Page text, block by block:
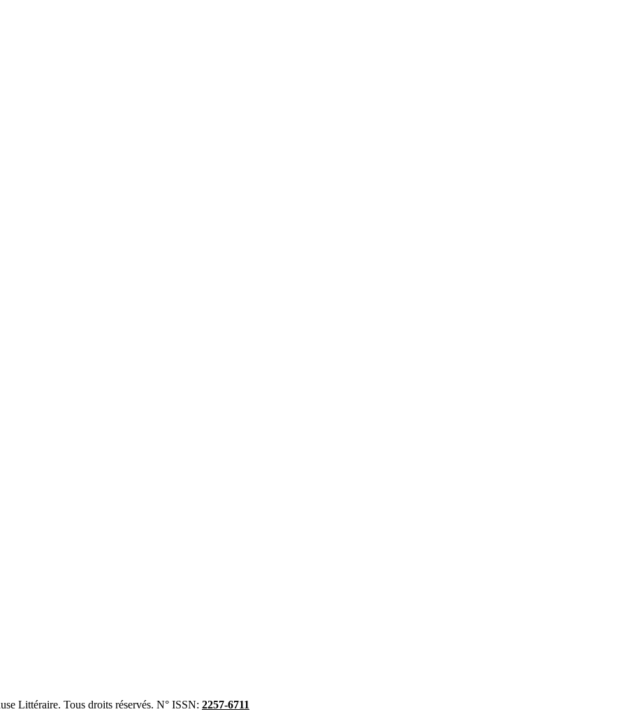
Littéraire. Tous droits réservés. N° ISSN: 2257-6711